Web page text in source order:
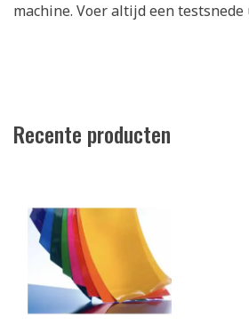
machine. Voer altijd een
Recente producten